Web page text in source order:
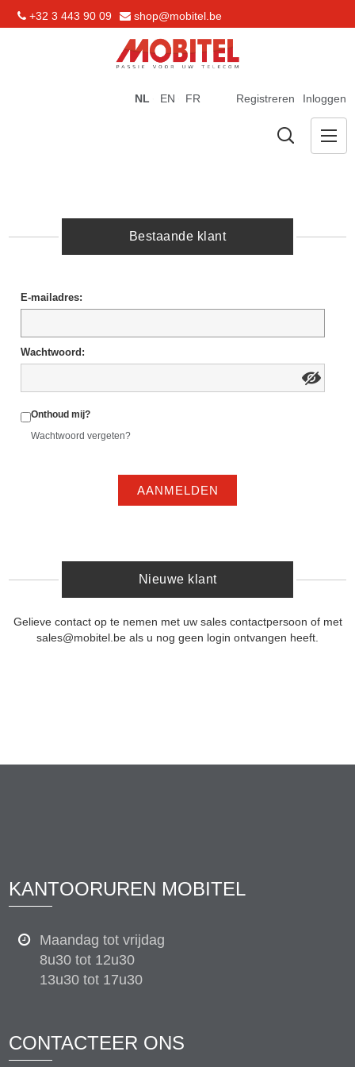
+32 3 443 90 09 shop@mobitel.be
Registreren Inloggen
NL EN FR
Bestaande klant
E-mailadres:
Wachtwoord:
Onthoud mij?
Wachtwoord vergeten?
AANMELDEN
Nieuwe klant
Gelieve contact op te nemen met uw sales contactpersoon of met
sales@mobitel.be als u nog geen login ontvangen heeft.
KANTOORUREN MOBITEL
Maandag tot vrijdag
8u30 tot 12u30
13u30 tot 17u30
CONTACTEER ONS